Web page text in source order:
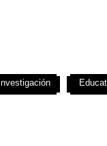
Investigación